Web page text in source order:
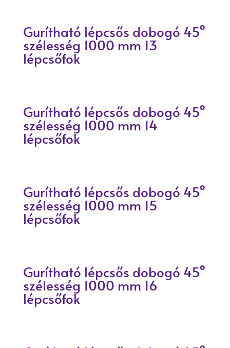
Gurítható lépcsős dobogó 45°
szélesség 1000 mm 13
lépcsőfok
Gurítható lépcsős dobogó 45°
szélesség 1000 mm 14
lépcsőfok
Gurítható lépcsős dobogó 45°
szélesség 1000 mm 15
lépcsőfok
Gurítható lépcsős dobogó 45°
szélesség 1000 mm 16
lépcsőfok